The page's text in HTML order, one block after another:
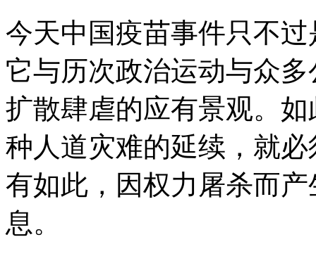
今天中国疫苗事件只不
它与历次政治运动与众
扩散肆虐的应有景观。
种人道灾难的延续，就
有如此，因权力屠杀而
息。